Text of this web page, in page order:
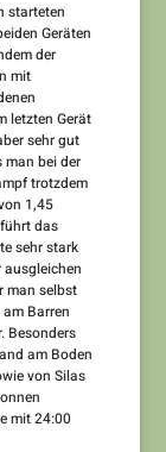
starteten
Geräten
der
mit
letzten Gerät
sehr gut
man bei der
trotzdem
1,45
das
sehr stark
man selbst
Barren
Besonders
am Boden
von Silas
mit 24:00